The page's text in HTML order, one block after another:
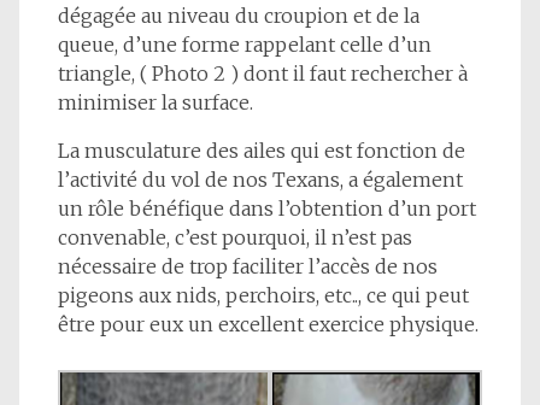
dégagée au niveau du croupion et de la
queue, d’une forme rappelant celle d’un
triangle, ( Photo 2 ) dont il faut rechercher à
minimiser la surface.
La musculature des ailes qui est fonction de
l’activité du vol de nos Texans, a également
un rôle bénéfique dans l’obtention d’un port
convenable, c’est pourquoi, il n’est pas
nécessaire de trop faciliter l’accès de nos
pigeons aux nids, perchoirs, etc.., ce qui peut
être pour eux un excellent exercice physique.